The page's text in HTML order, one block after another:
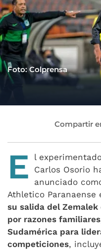
Foto: Colprensa
Compartir
E
l
Carlos Osorio
anunciado
Athletico
su salida del
por razones
Sudamérica para
competiciones,